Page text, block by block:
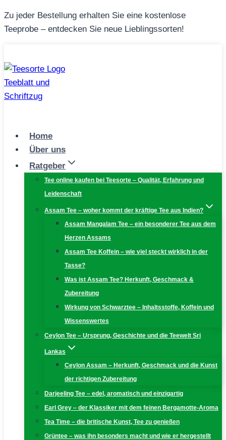
Zum
Inhalt
Zu jeder Bestellung erhalten Sie eine kostenlose
Teeprobe – entdecken Sie neue Lieblingssorten!
Home
Über uns
Ratgeber
Tee online kaufen bei Teesorte – Qualität, Erfahrung und
Leidenschaft
Assam Tee – woher kommt der kräftige Tee aus Indien?
Assam Mangalam Tee – ein besonderer Tee aus dem
Herzen Assams
Assam Tee Koffein – wie viel steckt wirklich in der
Tasse?
Was ist Assam Tee? Herkunft, Geschmack &
Zubereitung
Wirkung von Schwarztee – Inhaltsstoffe, Koffein und
Wissenswertes
Ceylon Tee – Ursprung, Geschichte und die Teewelt Sri
Lankas
Ceylon Assam – Herkunft, Geschmack und die Kunst
der richtigen Zubereitung
Darjeeling Tee – edel, aromatisch und einzigartig
Earl Grey – der Klassiker mit dem feinen Bergamotte-Aroma
Tea Time – die britische Kunst, Tee zu genießen
Grüntee – was ihn besonders macht und wie er hergestellt